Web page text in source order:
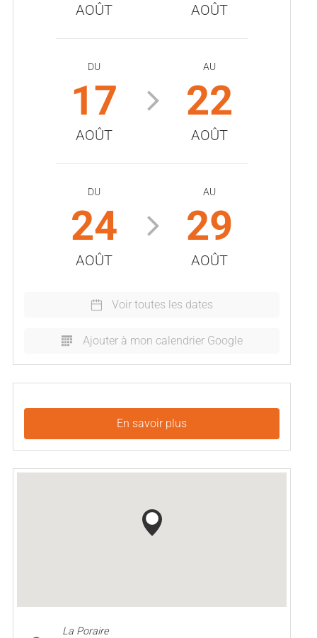
AOÛT AOÛT
DU
17
AOÛT
AU
22
AOÛT
DU
24
AOÛT
AU
29
AOÛT
Voir toutes les dates
Ajouter à mon calendrier Google
En savoir plus
La Poraire